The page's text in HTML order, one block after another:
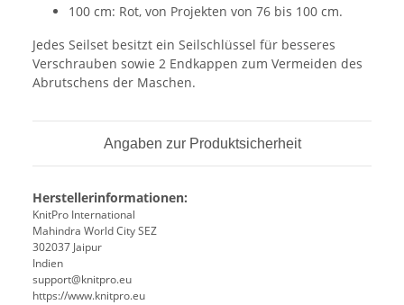
100 cm: Rot, von Projekten von 76 bis 100 cm.
Jedes Seilset besitzt ein Seilschlüssel für besseres
Verschrauben sowie 2 Endkappen zum Vermeiden des
Abrutschens der Maschen.
Angaben zur Produktsicherheit
Herstellerinformationen:
KnitPro International
Mahindra World City SEZ
302037 Jaipur
Indien
support@knitpro.eu
https://www.knitpro.eu